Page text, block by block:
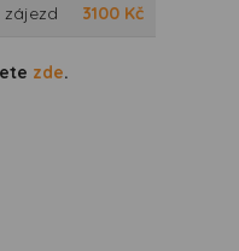
3100 Kč
zde.